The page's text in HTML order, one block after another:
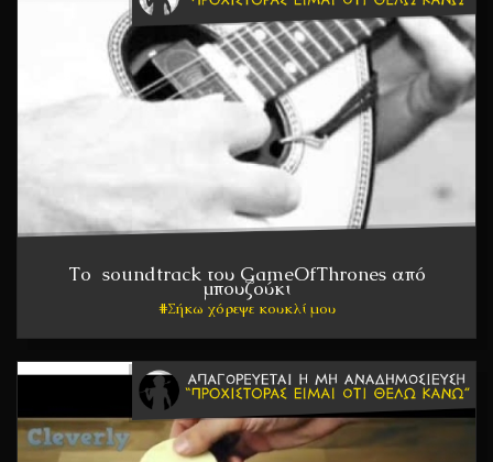
Το soundtrack του GameOfThrones από
μπουζούκι
Σήκω χόρεψε κουκλί μου